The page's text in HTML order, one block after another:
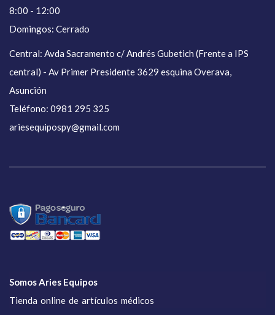
8:00 - 12:00
Domingos: Cerrado
Central: Avda Sacramento c/ Andrés Gubetich (Frente a IPS
central) - Av Primer Presidente 3629 esquina Overava,
Asunción
Teléfono: 0981 295 325
ariesequipospy@gmail.com
Somos Aries Equipos
Tienda online de artículos médicos